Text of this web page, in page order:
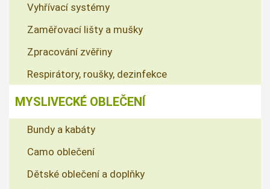
Vyhřívací systémy
Zaměřovací lišty a mušky
Zpracování zvěřiny
Respirátory, roušky, dezinfekce
MYSLIVECKÉ OBLEČENÍ
Bundy a kabáty
Camo oblečení
Dětské oblečení a doplňky